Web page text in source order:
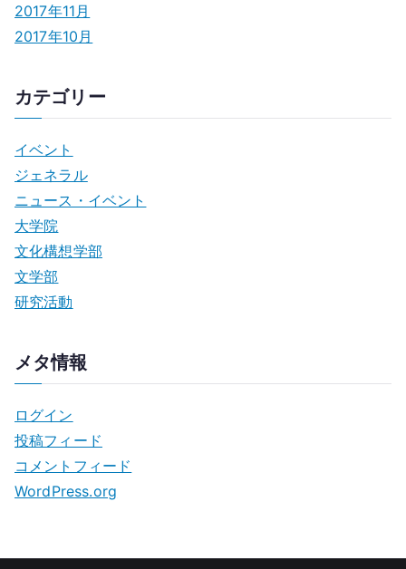
2017年11月
2017年10月
カテゴリー
イベント
ジェネラル
ニュース・イベント
大学院
文化構想学部
文学部
研究活動
メタ情報
ログイン
投稿フィード
コメントフィード
WordPress.org